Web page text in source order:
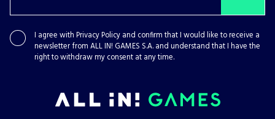
I agree with Privacy Policy and confirm that I would like to receive a
newsletter from ALL IN! GAMES S.A. and understand that I have the
right to withdraw my consent at any time.